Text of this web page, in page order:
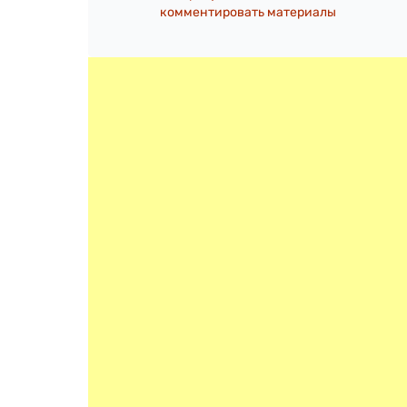
комментировать материалы